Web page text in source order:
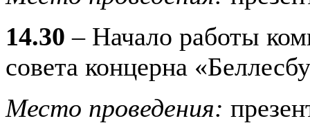
14.30 – Начало работы
совета концерна
Место проведения: